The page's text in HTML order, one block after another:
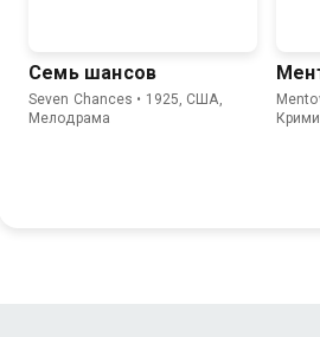
Семь шансов
Seven Chances • 1925, США,
Мелодрама
Mentovskie